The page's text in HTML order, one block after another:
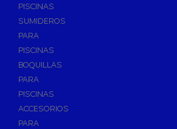
PISCINAS
SUMIDEROS
PARA
PISCINAS
BOQUILLAS
PARA
PISCINAS
ACCESORIOS
PARA